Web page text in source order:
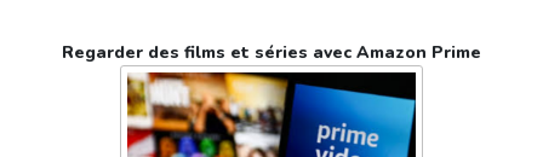
Regarder des films et séries avec Amazon Prime